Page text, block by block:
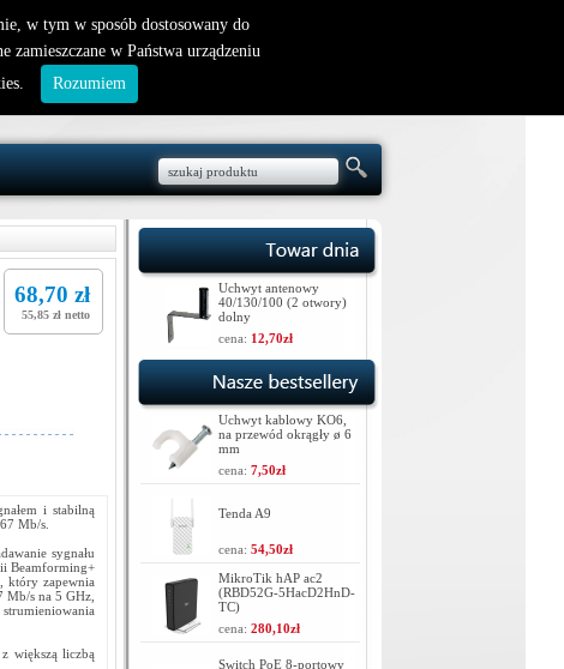
nowy klient
68,70 zł
55,85 zł netto
i stabilną
Mb/s.
sygnału
Beamforming+
który zapewnia
Mb/s na 5 GHz,
większą liczbą
Uchwyt antenowy
40/130/100 (2 otwory)
dolny
cena: 12,70zł
Uchwyt kablowy KO6,
na przewód okrągły ø 6
mm
cena: 7,50zł
Tenda A9
cena: 54,50zł
MikroTik hAP ac2
(RBD52G-5HacD2HnD-
TC)
cena: 280,10zł
Switch PoE 8-portowy
w tym w sposób dostosowany do
zamieszczane w Państwa urządzeniu
Rozumiem